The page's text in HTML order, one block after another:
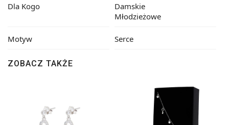
Dla Kogo
Damskie
Młodzieżowe
Motyw Serce
ZOBACZ TAKŻE